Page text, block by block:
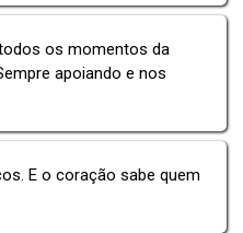
os momentos da
apoiando e nos
E o coração sabe quem